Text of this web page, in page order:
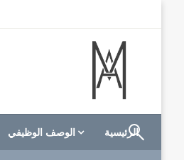
M A hotels | إم ايه هوتيلز
الموقع الأول للعاملين في
الرئيسية الوصف الوظيفي